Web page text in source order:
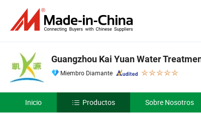
Guangzhou Kai Yuan Water
Miembro Diamante
Inicio Productos Sobre Nosotros